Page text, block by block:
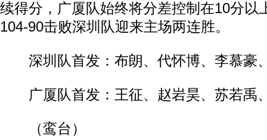
续得分，广厦队始终将分差控制在10分以
104-90击败深圳队迎来主场两连胜。
深圳队首发：布朗、代怀博、李慕豪
广厦队首发：王征、赵岩昊、苏若禹
（鸾台）